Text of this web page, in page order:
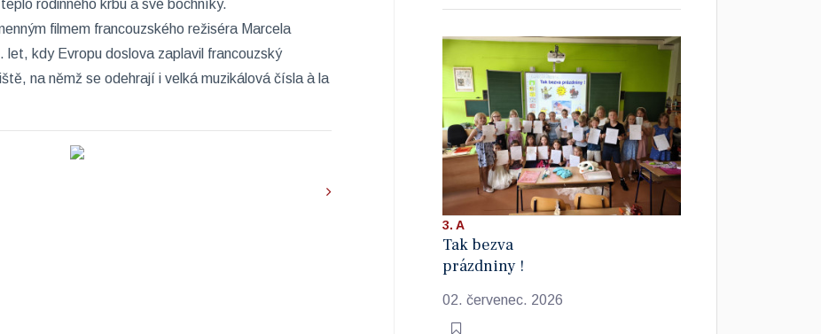
rodinného krbu a své bochníky.
filmem francouzského režiséra Marcela
let, kdy Evropu doslova zaplavil francouzský
na němž se odehrají i velká muzikálová čísla à la
3. A
Tak bezva
prázdniny !
02. červenec. 2026